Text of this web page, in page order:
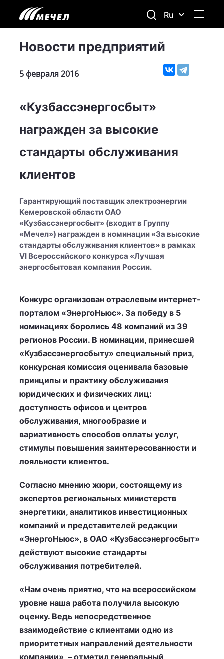
Ru
Новости предприятий
5 февраля 2016
«Кузбассэнергосбыт»
награжден за высокие
стандарты обслуживания
клиентов
Гарантирующий поставщик электроэнергии
Кемеровской области ОАО
«Кузбассэнергосбыт» (входит в Группу
«Мечел») награжден в номинации «За высокие
стандарты обслуживания клиентов» в рамках
VI Всероссийского конкурса «Лучшая
энергосбытовая компания России.
Конкурс организован отраслевым интернет-
порталом «ЭнергоНьюс». За победу в 5
номинациях боролись 48 компаний из 39
регионов России. В номинации, принесшей
«Кузбассэнергосбыту» специальный приз,
конкурсная комиссия оценивала базовые
принципы и практику обслуживания
юридических и физических лиц:
доступность офисов и центров
обслуживания, многообразие и
вариативность способов оплаты услуг,
стимулы повышения заинтересованности и
лояльности клиентов.
Согласно мнению жюри, состоящему из
экспертов региональных министерств
энергетики, аналитиков инвестиционных
компаний и представителей редакции
«ЭнергоНьюс», в ОАО «Кузбассэнергосбыт»
действуют высокие стандарты
обслуживания потребителей.
«Нам очень приятно, что на всероссийском
уровне наша работа получила высокую
оценку. Ведь непосредственное
взаимодействие с клиентами одно из
приоритетных направлений деятельности
компании», – отметил генеральный